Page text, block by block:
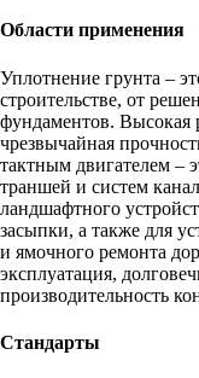
Области применения
Уплотнение грунта –
строительстве, от
фундаментов. Высокая
чрезвычайная
тактным двигателем –
траншей и систем
ландшафтного
засыпки, а также для
и ямочного ремонта
эксплуатация,
производительность
Стандарты